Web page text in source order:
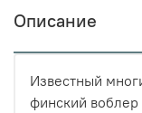
Описание
Известный
финский воблер